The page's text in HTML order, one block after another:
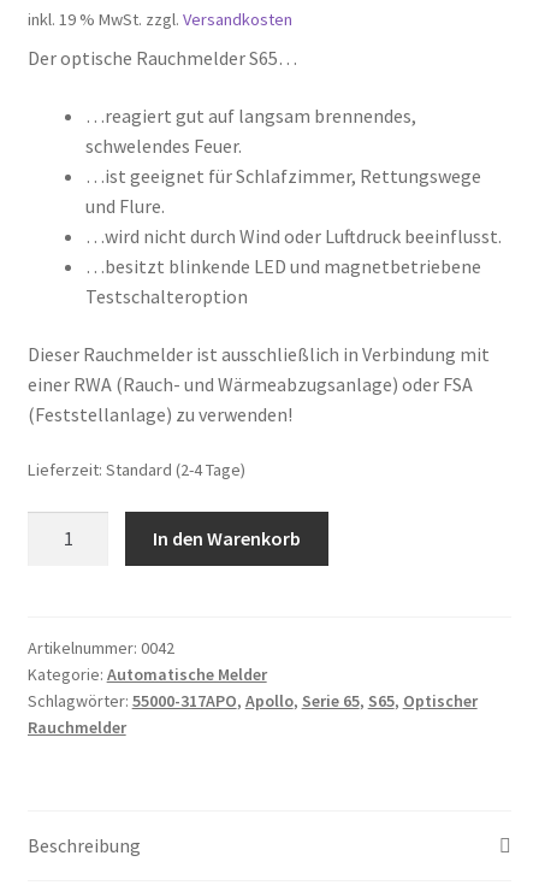
inkl. 19 % MwSt. zzgl. Versandkosten
Der optische Rauchmelder S65…
…reagiert gut auf langsam brennendes,
schwelendes Feuer.
…ist geeignet für Schlafzimmer, Rettungswege
und Flure.
…wird nicht durch Wind oder Luftdruck beeinflusst.
…besitzt blinkende LED und magnetbetriebene
Testschalteroption
Dieser Rauchmelder ist ausschließlich in Verbindung mit
einer RWA (Rauch- und Wärmeabzugsanlage) oder FSA
(Feststellanlage) zu verwenden!
Lieferzeit: Standard (2-4 Tage)
65
inkl.
Sockel
Menge
In den Warenkorb
Artikelnummer: 0042
Kategorie: Automatische Melder
Schlagwörter: 55000-317APO, Apollo, Serie 65, S65, Optischer
Rauchmelder
Beschreibung